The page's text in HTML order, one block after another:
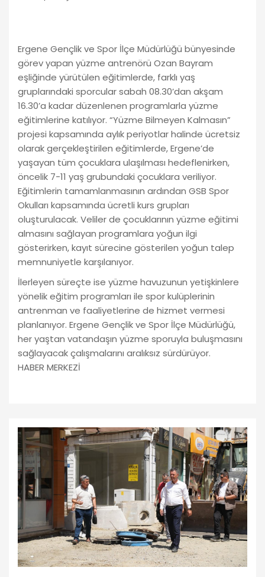
Ergene Gençlik ve Spor İlçe Müdürlüğü bünyesinde
görev yapan yüzme antrenörü Ozan Bayram
eşliğinde yürütülen eğitimlerde, farklı yaş
gruplarındaki sporcular sabah 08.30’dan akşam
16.30’a kadar düzenlenen programlarla yüzme
eğitimlerine katılıyor. “Yüzme Bilmeyen Kalmasın”
projesi kapsamında aylık periyotlar halinde ücretsiz
olarak gerçekleştirilen eğitimlerde, Ergene’de
yaşayan tüm çocuklara ulaşılması hedeflenirken,
öncelik 7-11 yaş grubundaki çocuklara veriliyor.
Eğitimlerin tamamlanmasının ardından GSB Spor
Okulları kapsamında ücretli kurs grupları
oluşturulacak. Veliler de çocuklarının yüzme eğitimi
almasını sağlayan programlara yoğun ilgi
gösterirken, kayıt sürecine gösterilen yoğun talep
memnuniyetle karşılanıyor.
İlerleyen süreçte ise yüzme havuzunun yetişkinlere
yönelik eğitim programları ile spor kulüplerinin
antrenman ve faaliyetlerine de hizmet vermesi
planlanıyor. Ergene Gençlik ve Spor İlçe Müdürlüğü,
her yaştan vatandaşın yüzme sporuyla buluşmasını
sağlayacak çalışmalarını aralıksız sürdürüyor.
HABER MERKEZİ